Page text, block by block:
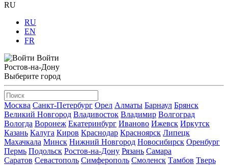
RU
RU
EN
FR
Войти
Ростов-на-Дону
Выберите город
Москва Санкт-Петербург Орел Алматы Барнаул Брянск
Великий Новгород Владивосток Владимир Волгоград
Вологда Воронеж Екатеринбург Иваново Ижевск Иркутск
Казань Калуга Киров Краснодар Красноярск Липецк
Махачкала Минск Нижний Новгород Новосибирск Оренбург
Пермь Подольск Ростов-на-Дону Рязань Самара
Саратов Севастополь Симферополь Смоленск Тамбов Тверь